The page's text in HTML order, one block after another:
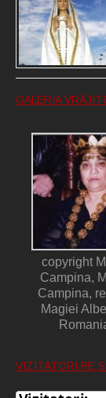
GALERIA
copyright
Campina,
Campina,
Magiei
VIZITATORI PE